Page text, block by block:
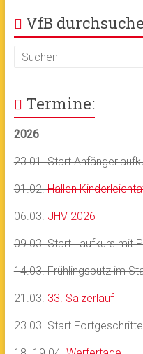
VfB
Termine:
2026
23.01. Start
01.02.Hallen
06.03.JHV 2026
09.03. Start Laufkurs mit
14.03. Frühlingsputz im
21.03. 33. Sälzerlauf
23.03. Start